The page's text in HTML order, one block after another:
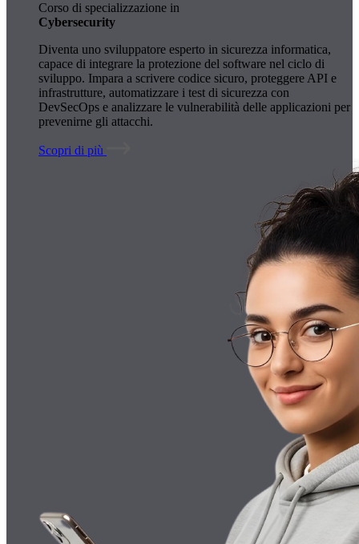
Corso di specializzazione in
Cybersecurity
Diventa uno sviluppatore esperto in sicurezza informatica,
capace di integrare la protezione del software nel ciclo di
sviluppo. Impara a scrivere codice sicuro, proteggere API e
infrastrutture, automatizzare i test di sicurezza con
DevSecOps e analizzare le vulnerabilità delle applicazioni per
prevenirne gli attacchi.
Scopri di più